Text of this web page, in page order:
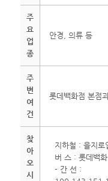
주
요
업
종
안경, 의류 등
주
변
여
건
롯데백화점 본점
찾
아
오
시
지하철 : 을지
버 스 : 롯데백
- 간 선 :